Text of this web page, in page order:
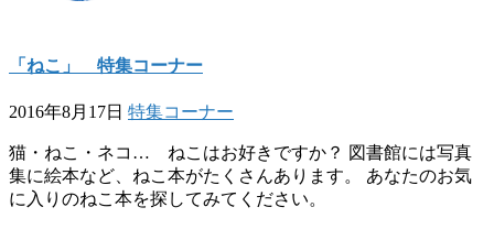
「ねこ」 特集コーナー
2016年8月17日 特集コーナー
猫・ねこ・ネコ… ねこはお好きですか？ 図書館には写真
集に絵本など、ねこ本がたくさんあります。 あなたのお気
に入りのねこ本を探してみてください。